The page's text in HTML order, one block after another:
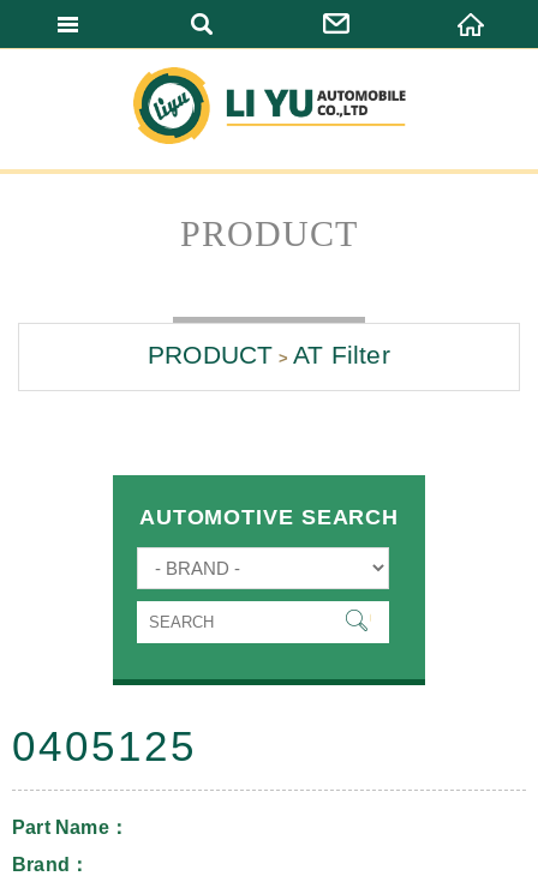
PRODUCT
PRODUCT AT Filter
AUTOMOTIVE SEARCH
0405125
Part Name：
Brand：